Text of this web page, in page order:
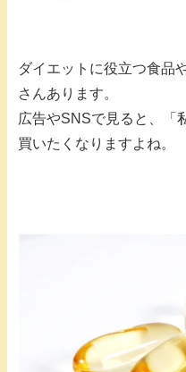
ダイエットに役立つ食品
さんあります。
広告やSNSで見ると、「
買いたくなりますよね。